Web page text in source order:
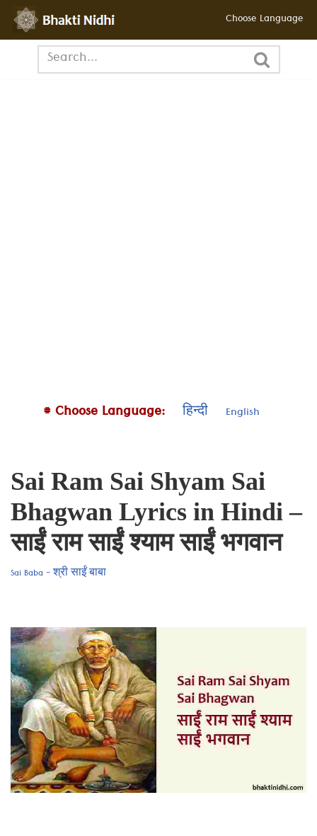
छोड़कर
Choose Language
# Choose Language: हिन्दी English
Sai Ram Sai Shyam Sai
Bhagwan Lyrics in Hindi –
साईं राम साईं श्याम साईं भगवान
Sai Baba - श्री साईं बाबा